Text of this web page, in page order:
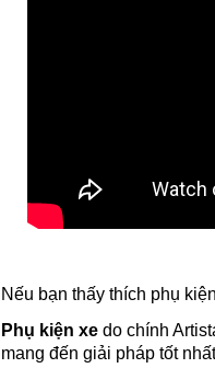
Nếu bạn thấy thích phụ
Phụ kiện xe do chính
mang đến giải pháp tốt